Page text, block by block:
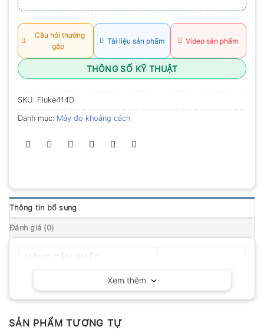
Câu hỏi thường
gặp
Tài liệu sản phẩm Video sản phẩm
THÔNG SỐ KỸ THUẬT
SKU: Fluke414D
Danh mục: Máy đo khoảng cách
Thông tin bổ sung
Đánh giá (0)
Xem thêm
SẢN PHẨM TƯƠNG TỰ